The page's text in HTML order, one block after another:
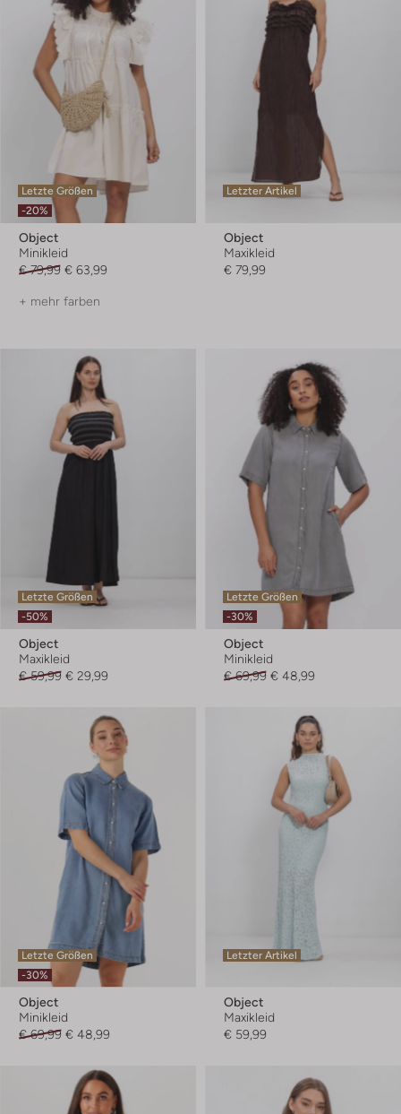
Letzte Größen
-20%
Object
Minikleid
€ 79,99 € 63,99
+ mehr farben
Letzter Artikel
Object
Maxikleid
€ 79,99
Letzte Größen
-50%
Object
Maxikleid
€ 59,99 € 29,99
Letzte Größen
-30%
Object
Minikleid
€ 69,99 € 48,99
Letzte Größen
-30%
Object
Minikleid
€ 69,99 € 48,99
Letzter Artikel
Object
Maxikleid
€ 59,99